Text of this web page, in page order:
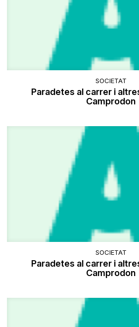
SOCIETAT
Paradetes al carrer i
Camprodon
SOCIETAT
Paradetes al carrer i
Camprodon